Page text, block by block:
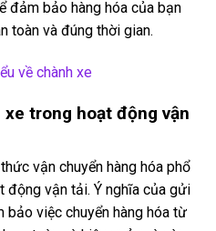
đảm bảo hàng hóa của bạn
toàn và đúng thời gian.
về chành xe
trong hoạt động vận
vận chuyển hàng hóa phổ
động vận tải. Ý nghĩa của gửi
bảo việc chuyển hàng hóa từ